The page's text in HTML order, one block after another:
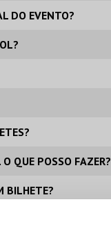
DO EVENTO?
QUE POSSO FAZER?
BILHETE?